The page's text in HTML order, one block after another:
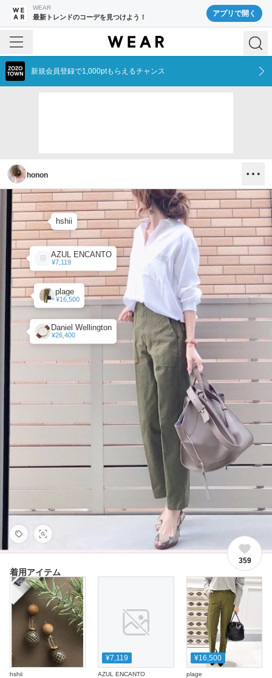
WEAR
最新トレンドのコーデを見つけよう！ アプリで開く
新規会員登録で1,000ptもらえるチャンス
honon
hshii
AZUL ENCANTO
¥7,119
plage
¥16,500
Daniel Wellington
¥26,400
359
着用アイテム
hshii
¥7,119
AZUL ENCANTO
¥16,500
plage